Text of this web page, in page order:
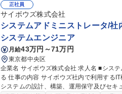
の仕組み化に挑戦でき、ユーザーの熱量を直に感じな
サポート/BPO管理】オンライントレカ/エ
正社員
サイボウズ株式会社
システムアドミニストレータ/
システムエンジニア
月給43万円～71万円
東京都中央区
企業名 サイボウズ株式会社 求人名 ■システムアドミニストレータ/社内SE/100人100通りのマッチングをITで支え
る 仕事の内容 サイボウズ社内で利用するIT機器や情報システムの企画・設計・調達・運用を担っています。情報
システムの設計、構築、運用保守及びセキ